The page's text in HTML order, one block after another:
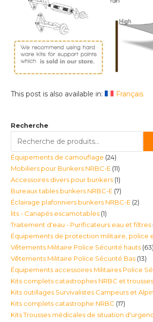
This post is also available in: Français
Recherche
Équipements de camouflage 2424
produits
Mobiliers pour Bunkers NRBC-E 1111
produits
Accessoires divers pour bunkers 11
produit
Bureaux tables bunkers NRBC-E 77
produits
Éclairage plafonniers bunkers NRBC-E 22
lits - Canapés escamotables 11
produit
Traitement d'eau - Purificateurs eau et filtres
Équipements de protection militaire, police
Vêtements Militaire Police Sécurité hauts 63
Vêtements Militaire Police Sécurité Bas 1313
Équipements accessoires Militaires Police
Kits complets catastrophes NRBC et
Kits outillages Survivalistes Campeurs et
Kits complets catastrophe NRBC 1717
produits
Kits Trousses médicales de situation